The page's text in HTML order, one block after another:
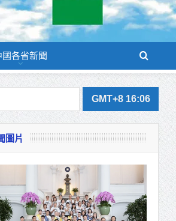
國各省新聞
GMT+8 16:06
圖片